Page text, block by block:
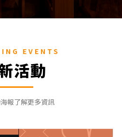
EVENTS
活動
報了解更多資訊